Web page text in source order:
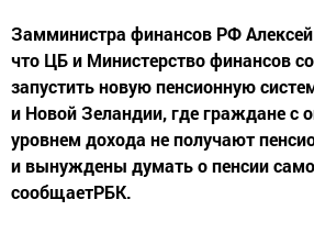
Замминистра финансов РФ
что ЦБ и Министерство финансов
запустить новую пенсионную
и Новой Зеландии, где граждане с
уровнем дохода не получают
и вынуждены думать о пенсии
сообщаетРБК.